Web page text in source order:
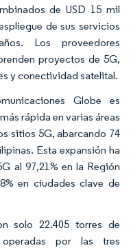
de USD 15 mil
de sus servicios
Los proveedores
proyectos de 5G,
y conectividad satelital.
Globe es
rápida en varias áreas
sitios 5G, abarcando 74
Esta expansión ha
al 97,21% en la Región
en ciudades clave de
solo 22.405 torres de
operadas por las tres